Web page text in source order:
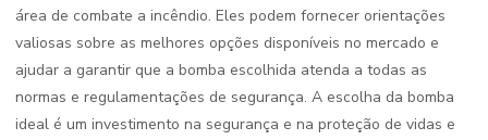
área de combate a incêndio. Eles podem fornecer orientações
valiosas sobre as melhores opções disponíveis no mercado e
ajudar a garantir que a bomba escolhida atenda a todas as
normas e regulamentações de segurança. A escolha da bomba
ideal é um investimento na segurança e na proteção de vidas e